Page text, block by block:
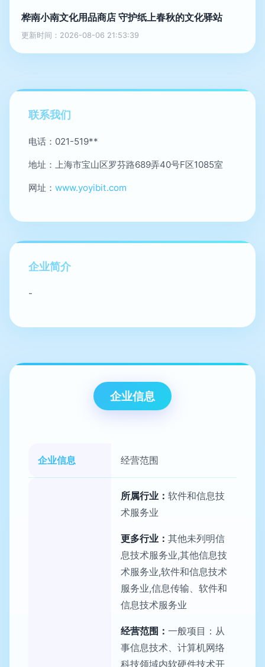
桦南小南文化用品商店 守护纸上春秋的文化驿站
更新时间：2026-08-06 21:53:39
联系我们
电话：021-519**
地址：上海市宝山区罗芬路689弄40号F区1085室
网址： www.yoyibit.com
企业简介
-
企业信息
企业信息 经营范围
所属行业： 软件和信息技
术服务业
更多行业： 其他未列明信
息技术服务业,其他信息技
术服务业,软件和信息技术
服务业,信息传输、软件和
信息技术服务业
经营范围： 一般项目：从
事信息技术、计算机网络
科技领域内软硬件技术开